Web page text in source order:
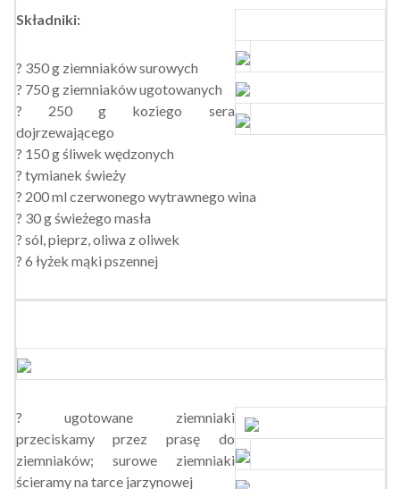
Składniki:
? 350 g ziemniaków surowych
? 750 g ziemniaków ugotowanych
? 250 g koziego sera
dojrzewającego
? 150 g śliwek wędzonych
? tymianek świeży
? 200 ml czerwonego wytrawnego wina
? 30 g świeżego masła
? sól, pieprz, oliwa z oliwek
? 6 łyżek mąki pszennej
? ugotowane ziemniaki
przeciskamy przez prasę do
ziemniaków; surowe ziemniaki
ścieramy na tarce jarzynowej